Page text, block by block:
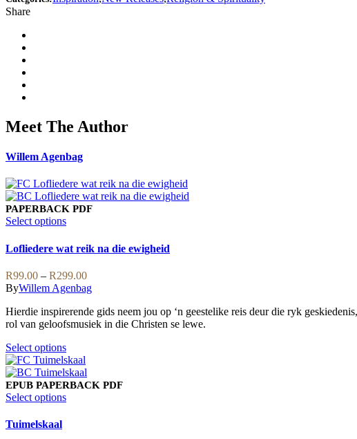
Share
Meet The Author
Willem Agenbag
PAPERBACK PDF
Select optionsThis
has
multiple
variants.
The
options
may
be
on
the
product
page
Lofliedere wat reik na die ewigheid
R99.00 – R299.00Price
range:
through
R299.00
ByWillem Agenbag
Hierdie inspirerende gids neem jou op ‘n geestelike reis deur die ryk
rol van geloofsmusiek in die Christen se lewe.
Select optionsThis
product
has
multiple
variants.
EPUB PAPERBACK PDF
Select optionsThis
Tuimelskaal